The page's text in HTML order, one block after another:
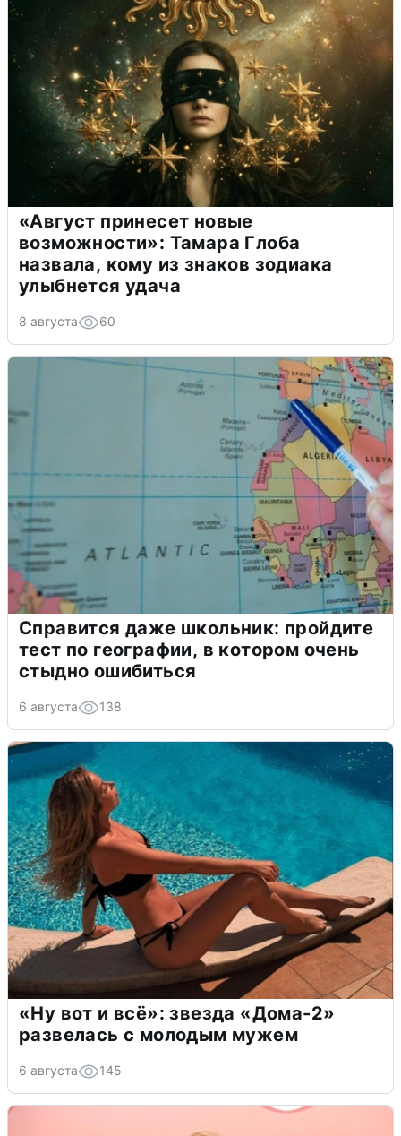
«Август принесет новые
возможности»: Тамара Глоба
назвала, кому из знаков зодиака
улыбнется удача
8 августа 60
Справится даже школьник: пройдите
тест по географии, в котором очень
стыдно ошибиться
6 августа 138
«Ну вот и всё»: звезда «Дома-2»
развелась с молодым мужем
6 августа 145